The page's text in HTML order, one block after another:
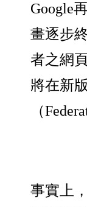
Google
畫逐步
者之網
將在新
（
事實上